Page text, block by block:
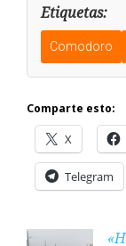
Etiquetas:
Comodoro
Comparte esto:
X
Telegram